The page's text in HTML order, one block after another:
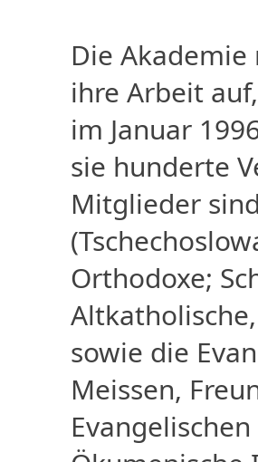
Die Akademie
ihre Arbeit
im Januar
sie hunderte
Mitglieder
Orthodoxe;
sowie die
Meissen,